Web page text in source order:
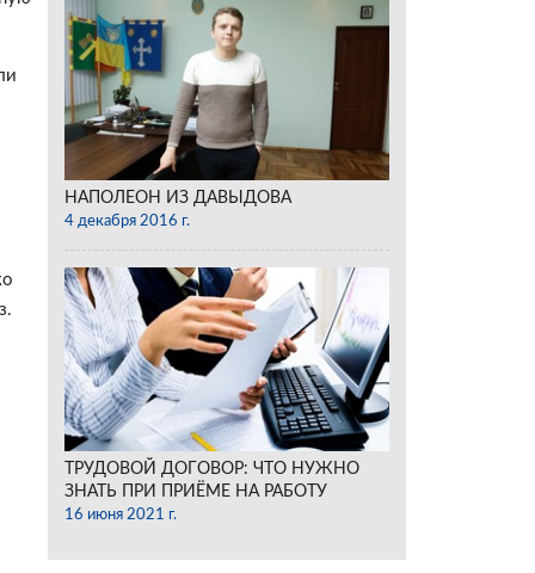
НАПОЛЕОН ИЗ ДАВЫДОВА
4 декабря 2016 г.
ТРУДОВОЙ ДОГОВОР: ЧТО НУЖНО
ЗНАТЬ ПРИ ПРИЁМЕ НА РАБОТУ
16 июня 2021 г.